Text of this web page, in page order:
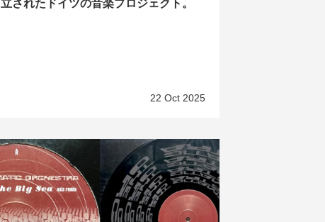
立されたドイツの音楽プロジェクト。
22 Oct 2025